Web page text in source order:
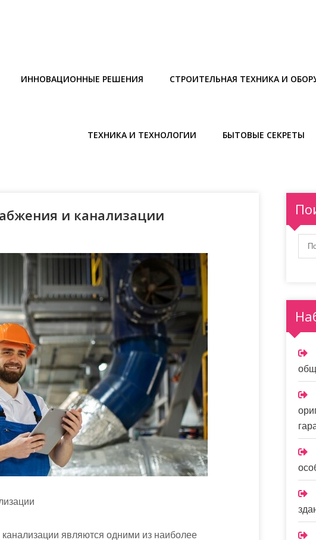
ИННОВАЦИОННЫЕ РЕШЕНИЯ СТРОИТЕЛЬНАЯ ТЕХНИКА И
ТЕХНИКА И ТЕХНОЛОГИИ БЫТОВЫЕ СЕКРЕТЫ
и канализации
являются одними из наиболее